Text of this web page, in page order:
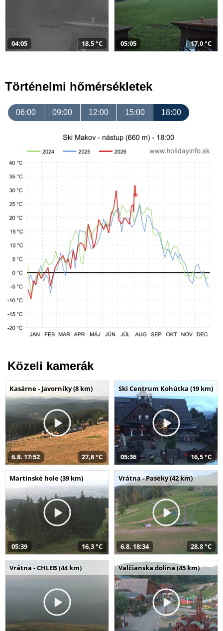
04:05 18,5 °C 05:05 17,0 °C
Történelmi hőmérsékletek
06:00 09:00 12:00 15:00 18:00
Közeli kamerák
Kasárne - Javorníky (8 km)
6.8. 17:52 27,8 °C
Ski Centrum Kohútka (19 km)
05:36 16,5 °C
Martinské hole (39 km)
05:39 16,3 °C
Vrátna - Paseky (42 km)
6.8. 18:34 28,8 °C
Vrátna - CHLEB (44 km) Valčianska dolina (45 km)